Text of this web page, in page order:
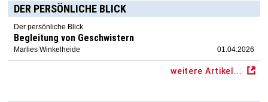
DER PERSÖNLICHE BLICK
Der persönliche Blick
Begleitung von Geschwistern
Marlies Winkelheide 01.04.2026
weitere Artikel...